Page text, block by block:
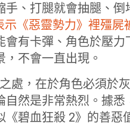
、打腿就會抽腿、倒
示《惡靈勢力》裡殭屍
有卡彈、角色於壓
不會一直出現。
處，在於角色必須於
然是非常熱烈。據
碧血狂殺 2》的善惡